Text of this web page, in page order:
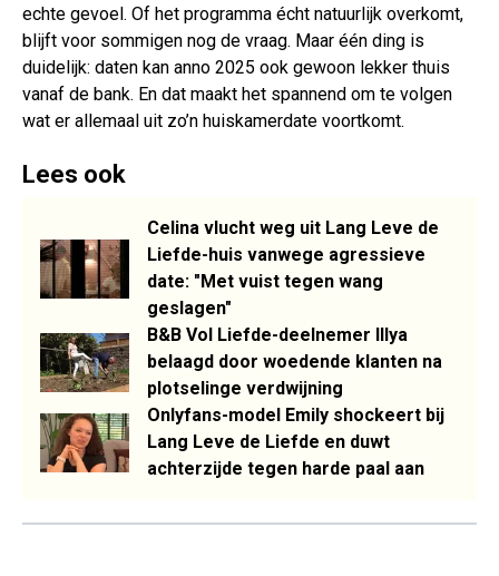
echte gevoel. Of het programma écht natuurlijk overkomt,
blijft voor sommigen nog de vraag. Maar één ding is
duidelijk: daten kan anno 2025 ook gewoon lekker thuis
vanaf de bank. En dat maakt het spannend om te volgen
wat er allemaal uit zo’n huiskamerdate voortkomt.
Lees ook
Celina vlucht weg uit Lang Leve de
Liefde-huis vanwege agressieve
date: "Met vuist tegen wang
geslagen"
B&B Vol Liefde-deelnemer Illya
belaagd door woedende klanten na
plotselinge verdwijning
Onlyfans-model Emily shockeert bij
Lang Leve de Liefde en duwt
achterzijde tegen harde paal aan